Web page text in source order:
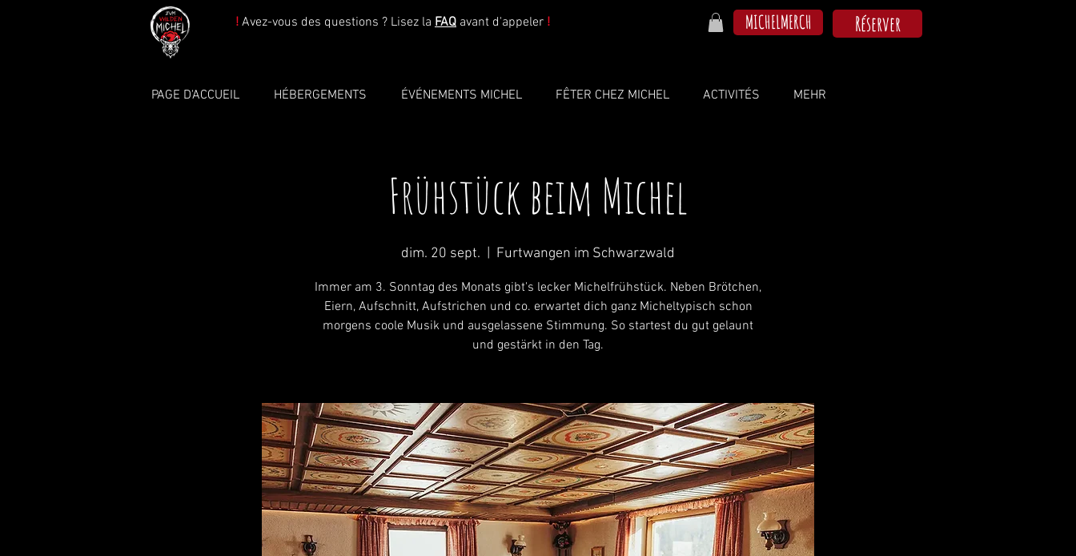
! Avez-vous des questions ? Lisez la FAQ avant d'appeler ! MICHELMERCH Réserver
PAGE D'ACCUEIL HÉBERGEMENTS ÉVÉNEMENTS MICHEL FÊTER CHEZ MICHEL ACTIVITÉS MEHR
Frühstück beim Michel
dim. 20 sept. Furtwangen im Schwarzwald
Immer am 3. Sonntag des Monats gibt's lecker Michelfrühstück. Neben Brötchen,
Eiern, Aufschnitt, Aufstrichen und co. erwartet dich ganz Micheltypisch schon
morgens coole Musik und ausgelassene Stimmung. So startest du gut gelaunt
und gestärkt in den Tag.